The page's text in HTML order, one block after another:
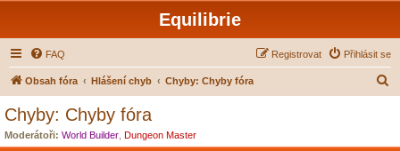
Equilibrie
FAQ Přihlásit se
Registrovat
Obsah fóra Hlášení chyb Chyby: Chyby fóra
Chyby: Chyby fóra
Moderátoři: World Builder Dungeon Master